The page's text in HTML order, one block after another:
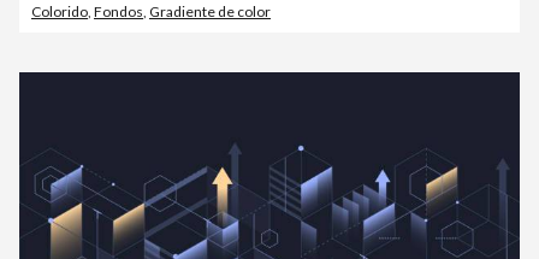
Colorido Fondos Gradiente de color